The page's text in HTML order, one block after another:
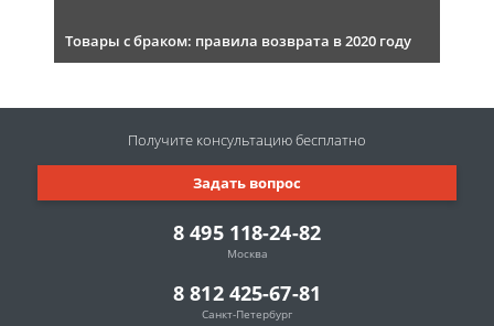
Товары с браком: правила возврата в 2020 году
8 495 118-24-82
Москва
8 812 425-67-81
Санкт-Петербург
Задать вопрос
Получите консультациюбесплатно